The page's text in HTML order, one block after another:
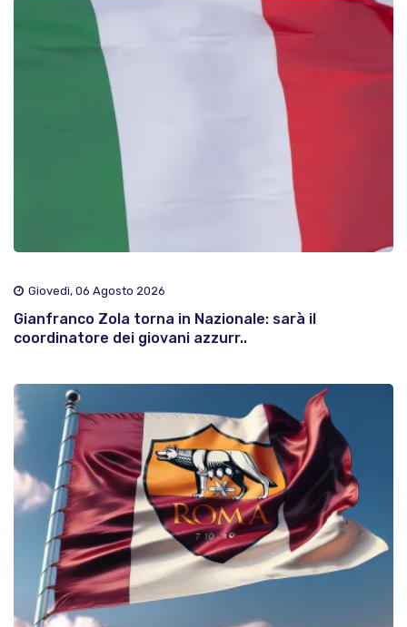
Giovedì, 06 Agosto 2026
Gianfranco Zola torna in Nazionale: sarà il
coordinatore dei giovani azzurr..